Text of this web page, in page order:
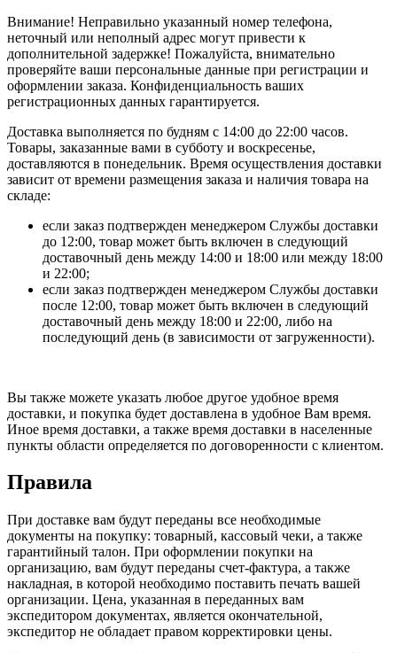
Внимание! Неправильно указанный номер телефона,
неточный или неполный адрес могут привести к
дополнительной задержке! Пожалуйста, внимательно
проверяйте ваши персональные данные при регистрации и
оформлении заказа. Конфиденциальность ваших
регистрационных данных гарантируется.
Доставка выполняется по будням с 14:00 до 22:00 часов.
Товары, заказанные вами в субботу и воскресенье,
доставляются в понедельник. Время осуществления доставки
зависит от времени размещения заказа и наличия товара на
складе:
если заказ подтвержден менеджером Службы доставки
до 12:00, товар может быть включен в следующий
доставочный день между 14:00 и 18:00 или между 18:00
и 22:00;
если заказ подтвержден менеджером Службы доставки
после 12:00, товар может быть включен в следующий
доставочный день между 18:00 и 22:00, либо на
последующий день (в зависимости от загруженности).
Вы также можете указать любое другое удобное время
доставки, и покупка будет доставлена в удобное Вам время.
Иное время доставки, а также время доставки в населенные
пункты области определяется по договоренности с клиентом.
Правила
При доставке вам будут переданы все необходимые
документы на покупку: товарный, кассовый чеки, а также
гарантийный талон. При оформлении покупки на
организацию, вам будут переданы счет-фактура, а также
накладная, в которой необходимо поставить печать вашей
организации. Цена, указанная в переданных вам
экспедитором документах, является окончательной,
экспедитор не обладает правом корректировки цены.